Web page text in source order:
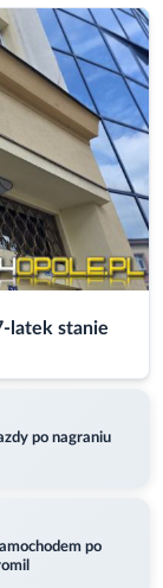
latek stanie
po nagraniu
po